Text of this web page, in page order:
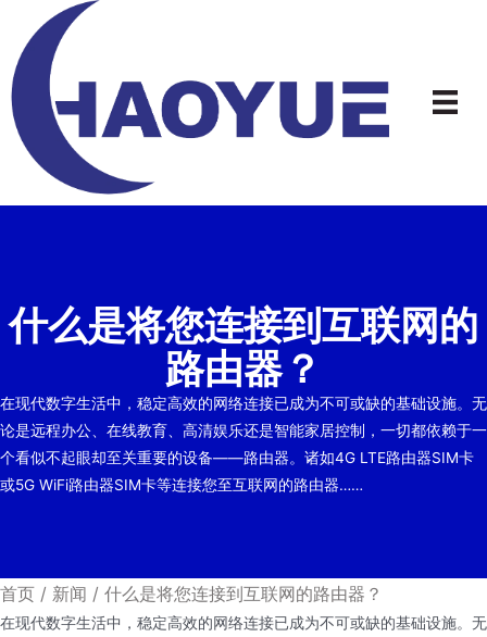
容
什么是将您连接到互联网的
路由器？
在现代数字生活中，稳定高效的网络连接已成为不可或缺的基础设施。无
论是远程办公、在线教育、高清娱乐还是智能家居控制，一切都依赖于一
个看似不起眼却至关重要的设备——路由器。诸如4G LTE路由器SIM卡
或5G WiFi路由器SIM卡等连接您至互联网的路由器……
首页 / 新闻 / 什么是将您连接到互联网的路由器？
在现代数字生活中，稳定高效的网络连接已成为不可或缺的基础设施。无